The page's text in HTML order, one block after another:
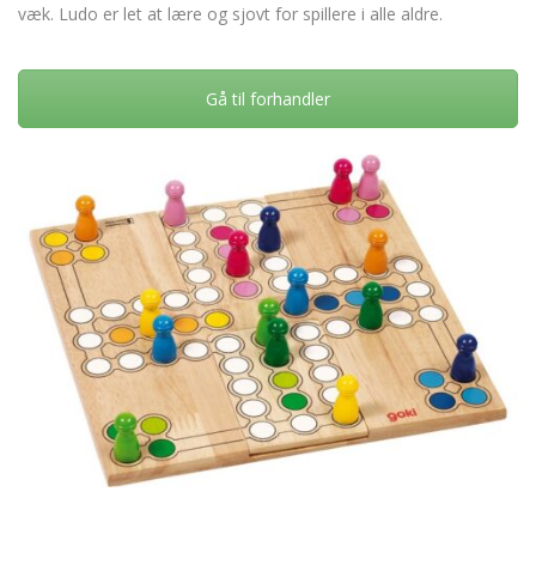
væk. Ludo er let at lære og sjovt for spillere i alle aldre.
Gå til forhandler